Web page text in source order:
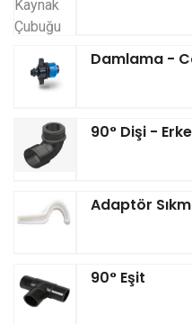
Damlama -
90° Dişi -
Adaptör
90° Eşit